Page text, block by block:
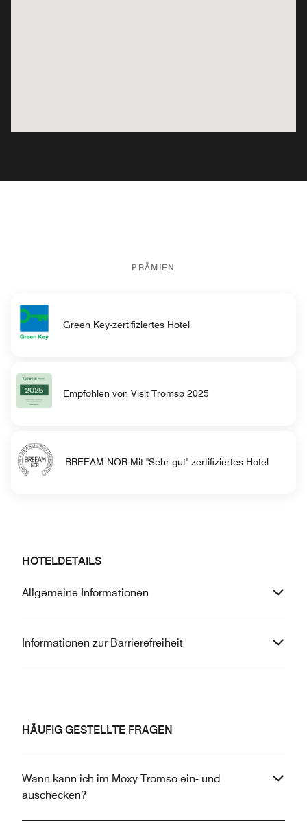
PRÄMIEN
Green Key-zertifiziertes Hotel
Empfohlen von Visit Tromsø 2025
BREEAM NOR Mit "Sehr gut" zertifiziertes Hotel
HOTELDETAILS
Allgemeine Informationen
Informationen zur Barrierefreiheit
HÄUFIG GESTELLTE FRAGEN
Wann kann ich im Moxy Tromso ein- und
auschecken?